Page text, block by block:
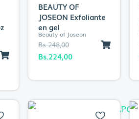
BEAUTY OF
JOSEON Exfoliante
en gel
Beauty of Joseon
Bs.248,00
El
precio
Bs.224,00precio